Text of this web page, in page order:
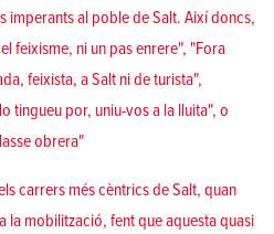
imperants al poble de Salt. Així doncs,
feixisme, ni un pas enrere", "Fora
feixista, a Salt ni de turista",
tingueu por, uniu-vos a la lluita", o
obrera"
carrers més cèntrics de Salt, quan
la mobilització, fent que aquesta quasi